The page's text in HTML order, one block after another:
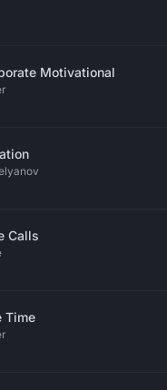
Motivational
Calls
Time